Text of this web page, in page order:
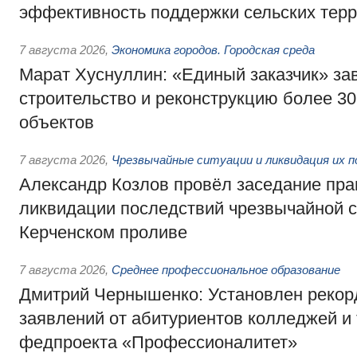
эффективность поддержки сельских
7 августа 2026, Экономика городов. Городская среда
Марат Хуснуллин: «Единый заказчик»
строительство и реконструкцию более
объектов
7 августа 2026, Чрезвычайные ситуации и ликвидация их
Александр Козлов провёл заседание
ликвидации последствий чрезвычайной
Керченском проливе
7 августа 2026, Среднее профессиональное образование
Дмитрий Чернышенко: Установлен
заявлений от абитуриентов колледжей и
федпроекта «Профессионалитет»